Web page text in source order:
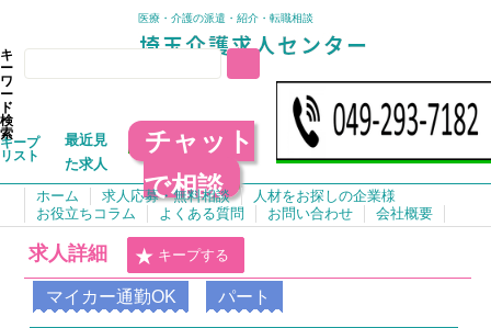
医療・介護の派遣・紹介・転職相談
キ
ー
ワ
ー
ド
検
索
キープ
リスト
最近見
た求人
チャット
で相談
ホーム 求人応募・無料相談
人材をお探しの企業様
お役立ちコラム
よくある質問 お問い合わせ 会社概要
求人詳細 キープする
マイカー通勤OK パート